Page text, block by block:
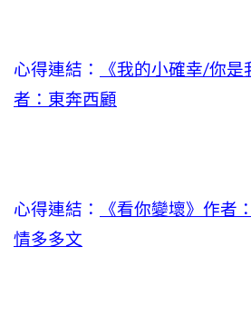
心得連結：
《我的小確幸/你
者：東奔西顧
心得連結：
《看你變壞》作
情多多文